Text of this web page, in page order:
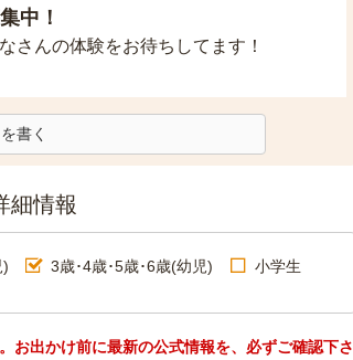
中！
さんの体験をお待ちしてます！
書く
細情報
) 3歳･4歳･5歳･6歳(幼児)
小学生
出かけ前に最新の公式情報を、必ずご確認下さ